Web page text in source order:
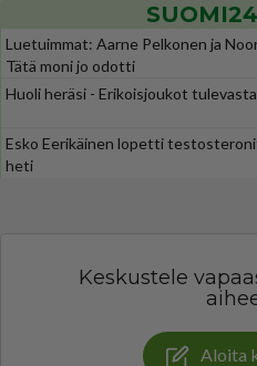
Luetuimmat: Aarne Pelkonen ja
Tätä moni jo odotti
Huoli heräsi - Erikoisjoukot
Esko Eerikäinen lopetti
heti
Keskustele
Aloita